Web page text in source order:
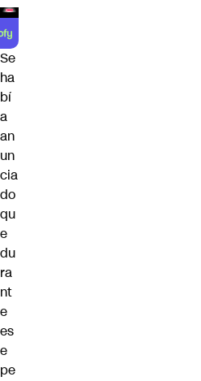
Se
ha
bí
a
an
un
cia
do
qu
e
du
ra
nt
e
es
e
pe